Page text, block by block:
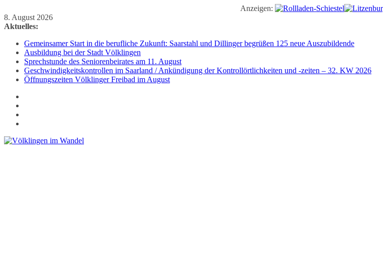
Anzeigen:
Zum
Inhalt
8. August 2026
Aktuelles:
Gemeinsamer Start in die berufliche Zukunft: Saarstahl und Dillinger begrüßen 125 neue Auszubildende
Ausbildung bei der Stadt Völklingen
Sprechstunde des Seniorenbeirates am 11. August
Geschwindigkeitskontrollen im Saarland / Ankündigung der Kontrollörtlichkeiten und -zeiten – 32. KW 2026
Öffnungszeiten Völklinger Freibad im August